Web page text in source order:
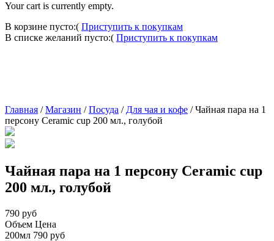
Your cart is currently empty.
В корзине пусто:( Приступить к покупкам
В списке желаний пусто:( Приступить к покупкам
Главная /Магазин /Посуда / Для чая и кофе /Чайная пара на 1
персону Ceramic cup 200 мл., голубой
Чайная пара на 1 персону Ceramic cup
200 мл., голубой
790 руб
Объем Цена
200мл 790 руб